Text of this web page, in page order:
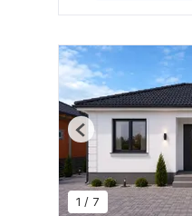
1 / 7
Previous